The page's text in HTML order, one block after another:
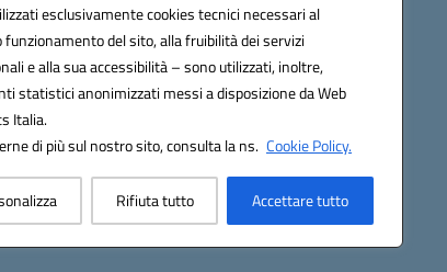
esclusivamente cookies tecnici necessari al
del sito, alla fruibilità dei servizi
e alla sua accessibilità – sono utilizzati, inoltre,
statistici anonimizzati messi a disposizione da Web
Italia.
di più sul nostro sito, consulta la ns. Cookie Policy.
Rifiuta tutto Accettare tutto